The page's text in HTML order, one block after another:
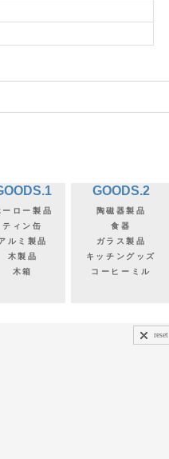
ーロー製品
ティン缶
ルミ製品
木製品
木箱
GOODS.2
陶磁器製品
食器
ガラス製品
キッチングッズ
コーヒーミル
reset